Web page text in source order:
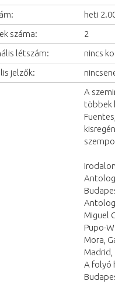
heti
száma:
2
létszám:
nincs
jelzők:
A
többek
Miguel
Pupo-
Mora,
Madrid,
A folyó